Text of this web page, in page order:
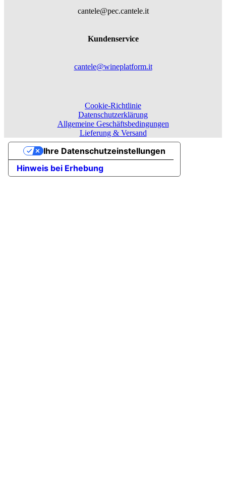
cantele@pec.cantele.it
Kundenservice
cantele@wineplatform.it
Cookie-Richtlinie
Datenschutzerklärung
Allgemeine Geschäftsbedingungen
Lieferung & Versand
Hinweis bei Erhebung
Ihre Datenschutzeinstellungen